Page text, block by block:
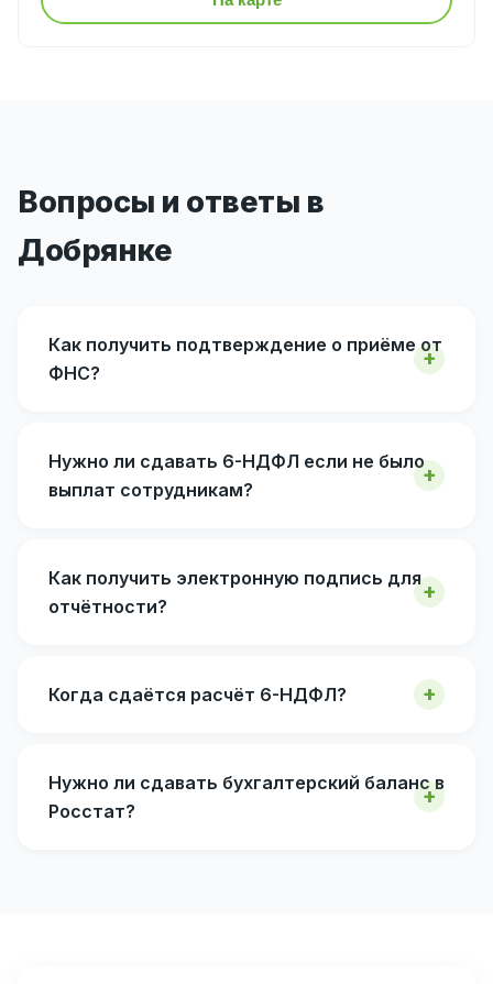
Вопросы и ответы в
Добрянке
Как получить подтверждение о приёме от
ФНС?
Нужно ли сдавать 6-НДФЛ если не было
выплат сотрудникам?
Как получить электронную подпись для
отчётности?
Когда сдаётся расчёт 6-НДФЛ?
Нужно ли сдавать бухгалтерский баланс в
Росстат?